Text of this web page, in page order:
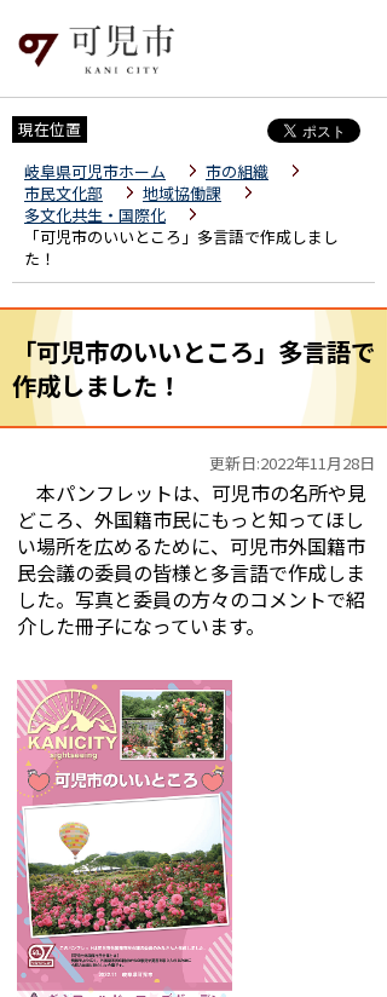
現在位置
岐阜県可児市ホーム
市の組織
市民文化部
地域協働課
多文化共生・国際化
「可児市のいいところ」多言語で作成しまし
た！
「可児市のいいところ」多言語で
作成しました！
更新日:2022年11月28日
本パンフレットは、可児市の名所や見
どころ、外国籍市民にもっと知ってほし
い場所を広めるために、可児市外国籍市
民会議の委員の皆様と多言語で作成しま
した。写真と委員の方々のコメントで紹
介した冊子になっています。